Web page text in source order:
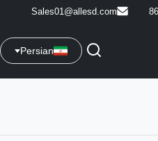
Sales01@allesd.com
Persian